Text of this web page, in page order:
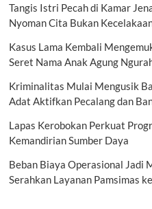
Tangis Istri Pecah di Kamar
Nyoman Cita Bukan
Kasus Lama Kembali
Seret Nama Anak Agung
Kriminalitas Mulai Mengusik
Adat Aktifkan Pecalang dan
Lapas Kerobokan Perkuat
Kemandirian Sumber Daya
Beban Biaya Operasional Jadi
Serahkan Layanan Pamsimas